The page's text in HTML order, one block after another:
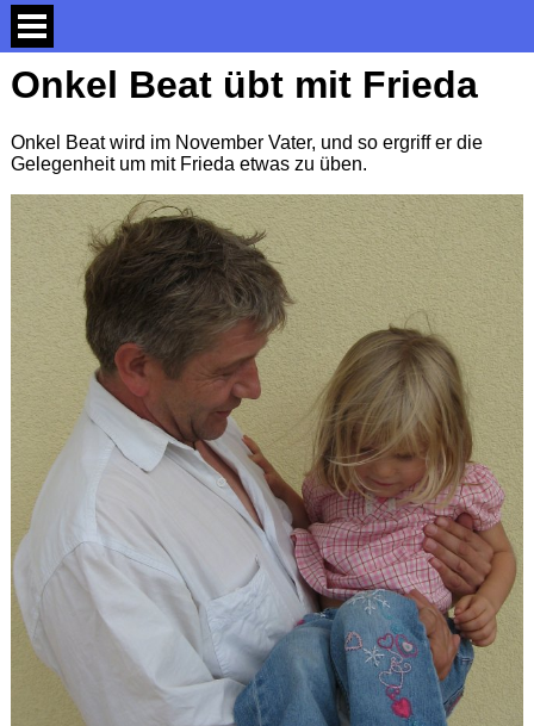
Onkel Beat übt mit Frieda
Onkel Beat wird im November Vater, und so ergriff er die
Gelegenheit um mit Frieda etwas zu üben.